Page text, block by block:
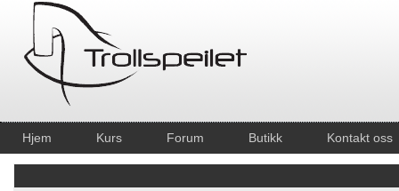
Hjem Kurs Forum Butikk Kontakt oss